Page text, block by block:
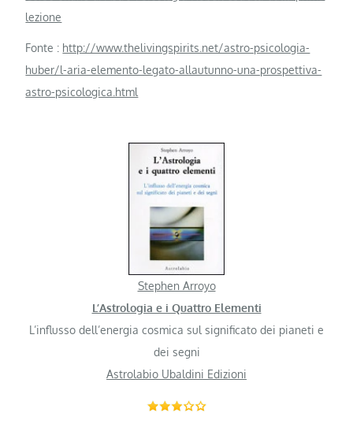
lezione
Fonte : http://www.thelivingspirits.net/astro-psicologia-
huber/l-aria-elemento-legato-allautunno-una-prospettiva-
astro-psicologica.html
Stephen Arroyo
L’Astrologia e i Quattro Elementi
L’influsso dell’energia cosmica sul significato dei pianeti e
dei segni
Astrolabio Ubaldini Edizioni